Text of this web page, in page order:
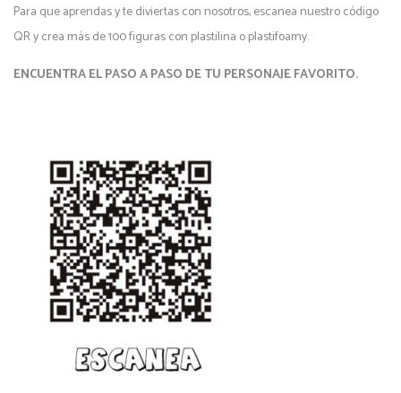
Para que aprendas y te diviertas con nosotros, escanea nuestro código
QR y crea más de 100 figuras con plastilina o plastifoamy.
ENCUENTRA EL PASO A PASO DE TU PERSONAJE FAVORITO.